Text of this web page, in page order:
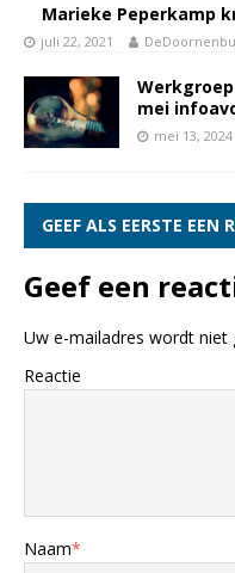
Marieke Peperkamp
juli 22, 2021
mei
mei 13, 2024
GEEF ALS EERSTE EEN
Geef een
Uw e-mailadres wordt niet
Reactie
Naam*